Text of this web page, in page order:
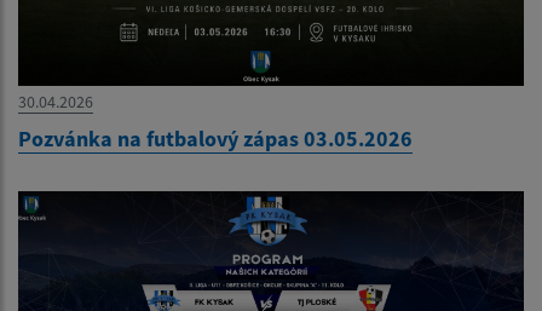
30.04.2026
Pozvánka na futbalový zápas 03.05.2026